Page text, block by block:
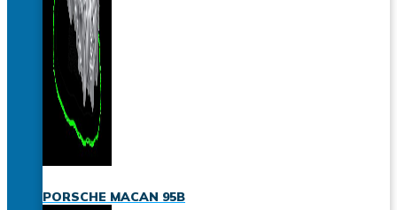
PORSCHE MACAN 95B